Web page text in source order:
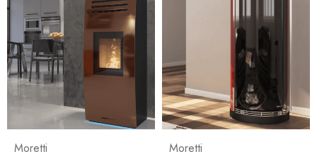
Moretti
Moretti